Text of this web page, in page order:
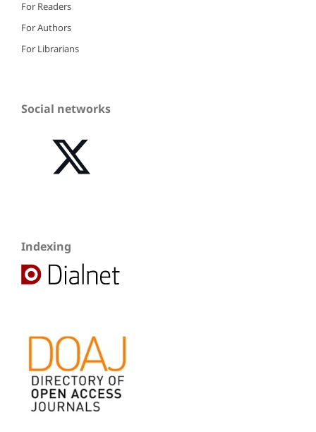
For Readers
For Authors
For Librarians
Social networks
Indexing